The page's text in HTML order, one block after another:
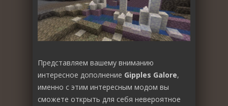
Представляем вашему вниманию
интересное дополнение Gipples Galore,
именно с этим интересным модом вы
сможете открыть для себя невероятное